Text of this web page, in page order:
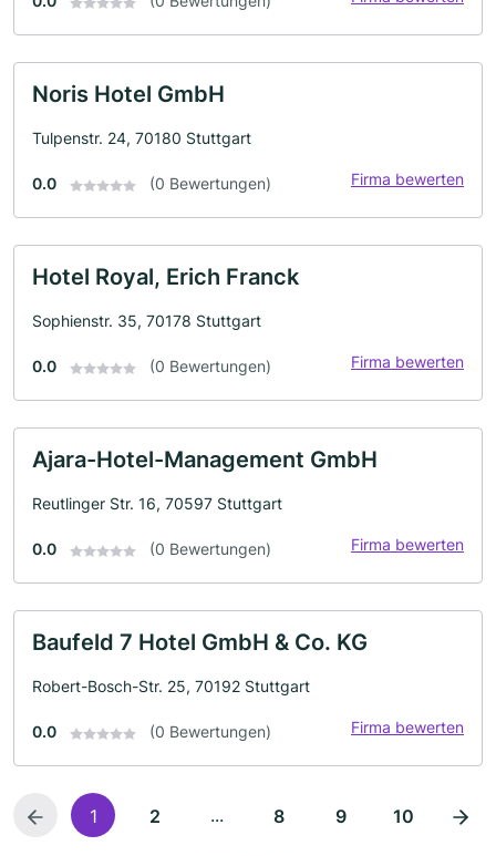
Noris Hotel GmbH
Tulpenstr. 24, 70180 Stuttgart
0.0 (0 Bewertungen) Firma bewerten
Hotel Royal, Erich Franck
Sophienstr. 35, 70178 Stuttgart
0.0 (0 Bewertungen) Firma bewerten
Ajara-Hotel-Management GmbH
Reutlinger Str. 16, 70597 Stuttgart
0.0 (0 Bewertungen) Firma bewerten
Baufeld 7 Hotel GmbH & Co. KG
Robert-Bosch-Str. 25, 70192 Stuttgart
0.0 (0 Bewertungen) Firma bewerten
1 2 ... 8 9 10